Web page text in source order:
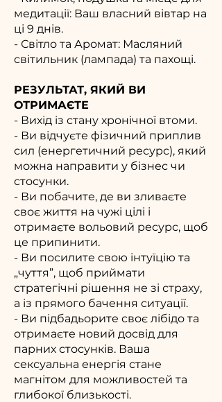
медитації: Ваш власний вівтар на
ці 9 днів.
- Світло та Аромат: Масляний
світильник (лампада) та пахощі.
РЕЗУЛЬТАТ, ЯКИЙ ВИ
ОТРИМАЄТЕ
- Вихід із стану хронічної втоми.
- Ви відчуєте фізичний приплив
сил (енергетичний ресурс), який
можна направити у бізнес чи
стосунки.
- Ви побачите, де ви зливаєте
своє життя на чужі цілі і
отримаєте вольовий ресурс, щоб
це припинити.
- Ви посилите свою інтуїцію та
„чуття”, щоб приймати
стратегічні рішення не зі страху,
а із прямого бачення ситуації.
- Ви підбадьорите своє лібідо та
отримаєте новий досвід для
парних стосунків. Ваша
сексуальна енергія стане
магнітом для можливостей та
глибокої близькості.